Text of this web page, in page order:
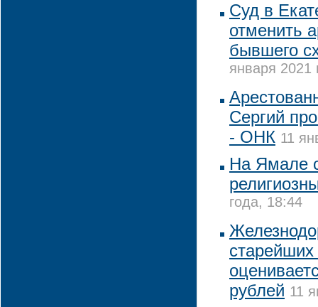
Суд в
отменить
бывшего
января 2021
Сергий
- ОНК 11
На Ямале
года, 18:44
рублей 11